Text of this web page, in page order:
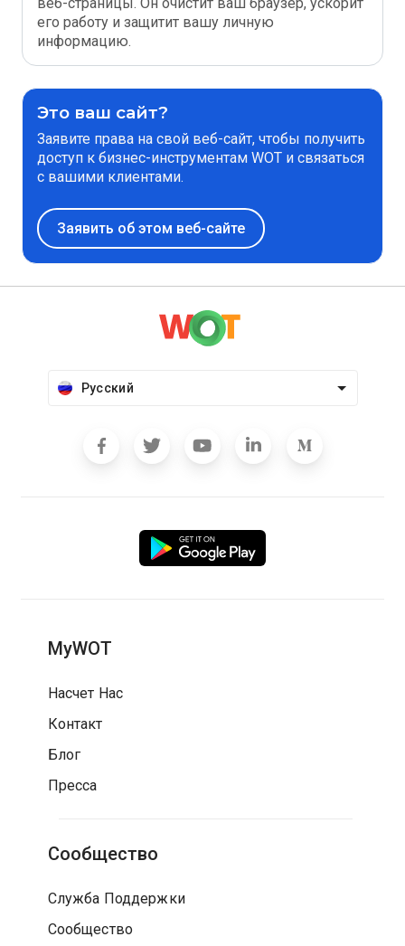
его работу и защитит вашу личную
информацию.
Это ваш сайт?
Заявите права на свой веб-сайт, чтобы получить
доступ к бизнес-инструментам WOT и связаться
с вашими клиентами.
Заявить об этом веб-сайте
Русский
MyWOT
Насчет Нас
Контакт
Блог
Пресса
Сообщество
Служба Поддержки
Сообщество